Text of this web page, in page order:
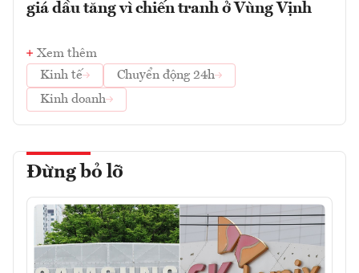
giá dầu tăng vì chiến tranh ở Vùng Vịnh
Xem thêm
Kinh tế
Chuyển động 24h
Kinh doanh
Đừng bỏ lỡ